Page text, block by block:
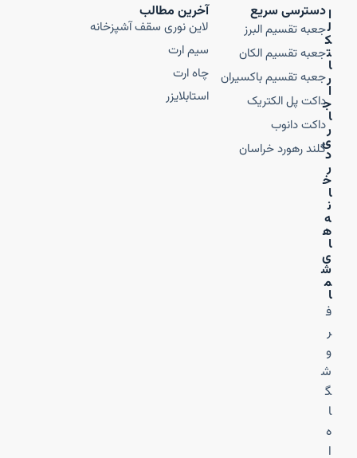
ا
ل
ک
ت
ا
ر
ا
ج
ا
ر
ی
د
ر
خ
ا
ن
ه‌
ه
ا
ی
ش
م
ا
ف
ر
و
ش
گ
ا
ه
ا
دسترسی سریع
جعبه تقسیم البرز
جعبه تقسیم الکان
جعبه تقسیم باکسیران
داکت پل الکتریک
داکت دانوب
گلند رهورد خراسان
آخرین مطالب
لاین نوری سقف آشپزخانه
سیم ارت
چاه ارت
استابلایزر